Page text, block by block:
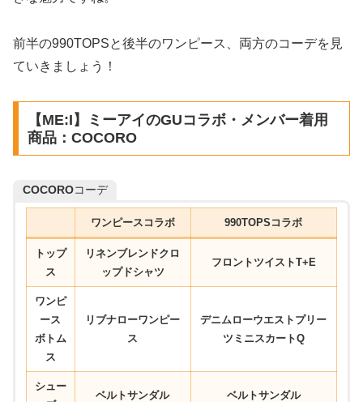
前半の990TOPSと後半のワンピース、両方のコーデを見
ていきましょう！
【ME:I】ミーアイのGUコラボ・メンバー着用
商品：COCORO
COCOROコーデ
ワンピースコラボ 990TOPSコラボ
トップ
ス
リネンブレンドクロ
ップドシャツ
フロントツイストT+E
ワンピ
ース
ボトム
ス
リブナローワンピー
ス
デニムローウエスト プリー
ツミニスカートQ
シュー
ベルトサンダル ベルトサンダル